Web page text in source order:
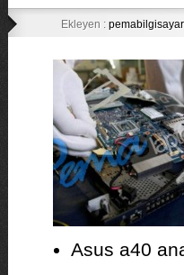
Ekleyen : pemabilgisayar
Asus a40